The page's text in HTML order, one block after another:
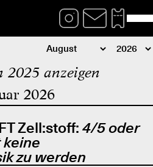
2025 anzeigen
2026
Zell:stoff: 4/5 oder
keine
zu werden